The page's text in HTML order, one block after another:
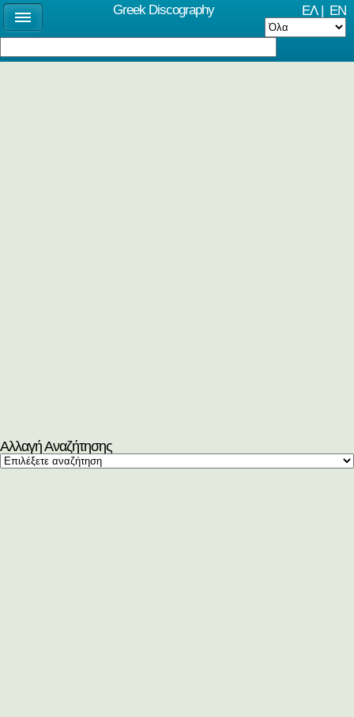
ΕΛ| EN
Αλλαγή Αναζήτησης
Greek Discography